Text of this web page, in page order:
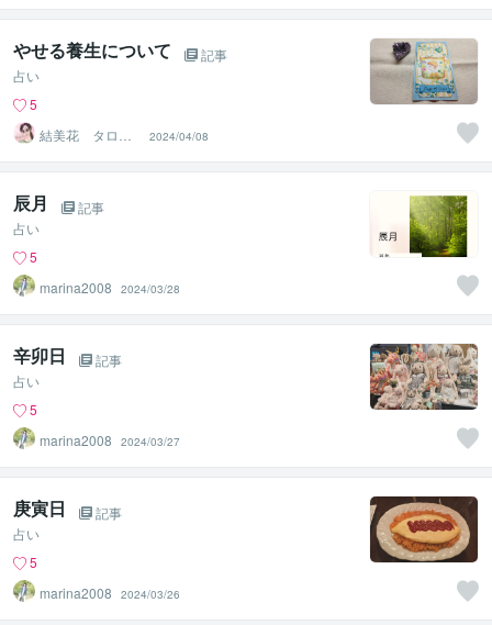
やせる養生について
記事
占い
5
結美花 タロッ
トカード士、西
洋占星術士
2024/04/08
辰月
記事
占い
5
marina2008
2024/03/28
辛卯日
記事
占い
5
marina2008
2024/03/27
庚寅日
記事
占い
5
marina2008
2024/03/26